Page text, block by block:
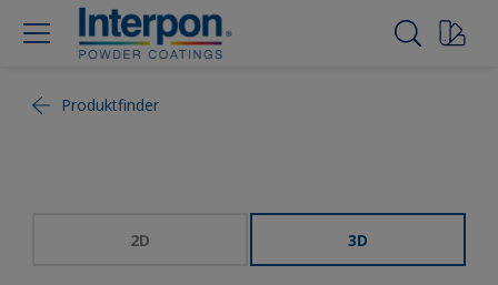
Produktfinder
2D 3D